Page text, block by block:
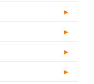
►
►
►
►